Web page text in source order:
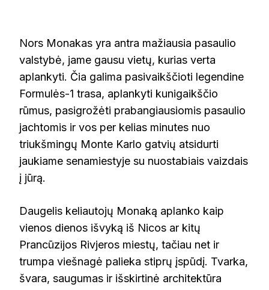
Nors Monakas yra antra mažiausia pasaulio
valstybė, jame gausu vietų, kurias verta
aplankyti. Čia galima pasivaikščioti legendine
Formulės-1 trasa, aplankyti kunigaikščio
rūmus, pasigrožėti prabangiausiomis pasaulio
jachtomis ir vos per kelias minutes nuo
triukšmingų Monte Karlo gatvių atsidurti
jaukiame senamiestyje su nuostabiais vaizdais
į jūrą.
Daugelis keliautojų Monaką aplanko kaip
vienos dienos išvyką iš Nicos ar kitų
Prancūzijos Rivjeros miestų, tačiau net ir
trumpa viešnagė palieka stiprų įspūdį. Tvarka,
švara, saugumas ir išskirtinė architektūra